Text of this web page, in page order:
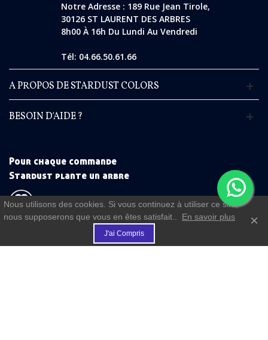
Notre Adresse : 189 Rue Jean Tirole,
30126 ST LAURENT DES ARBRES
8h00 À 16h Du Lundi Au Vendredi
Tél: 04.66.50.61.66
A PROPOS DE STARDUST COLORS
BESOIN D'AIDE ?
Pour chaque commande
Stardust plante un arbre
€
Nous utilisons des cookies. Si vous continuez à utiliser ce site,
nous supposerons que vous en êtes satisfait..
En savoir plus
J'ai Compris
×